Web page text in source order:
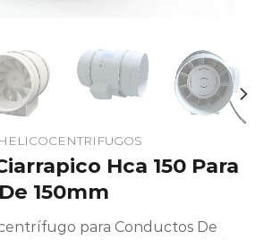
HELICOCENTRIFUGOS
Hca 150 Para
150mm
para Conductos De